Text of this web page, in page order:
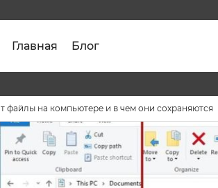
Главная Блог
файлы на компьютере и в чем они сохраняются